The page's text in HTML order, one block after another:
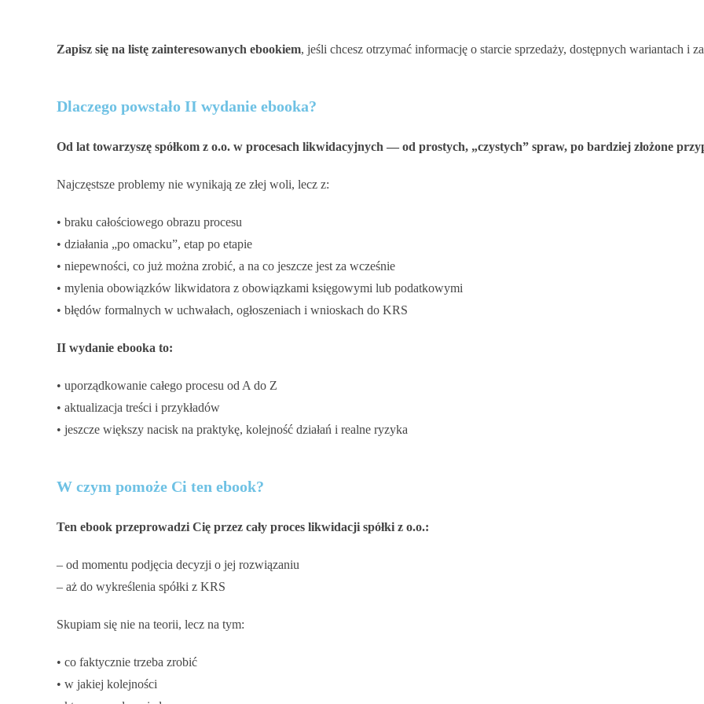
Zapisz się na listę zainteresowanych ebookiem, jeśli chcesz otrzymać informację o starcie sprzedaży, dostępnych wariantach i
Dlaczego powstało II wydanie ebooka?
Od lat towarzyszę spółkom z o.o. w procesach likwidacyjnych — od prostych, „czystych” spraw, po bardziej złożone
Najczęstsze problemy nie wynikają ze złej woli, lecz z:
• braku całościowego obrazu procesu
• działania „po omacku”, etap po etapie
• niepewności, co już można zrobić, a na co jeszcze jest za wcześnie
• mylenia obowiązków likwidatora z obowiązkami księgowymi lub podatkowymi
• błędów formalnych w uchwałach, ogłoszeniach i wnioskach do KRS
II wydanie ebooka to:
• uporządkowanie całego procesu od A do Z
• aktualizacja treści i przykładów
• jeszcze większy nacisk na praktykę, kolejność działań i realne ryzyka
W czym pomoże Ci ten ebook?
Ten ebook przeprowadzi Cię przez cały proces likwidacji spółki z o.o.:
– od momentu podjęcia decyzji o jej rozwiązaniu
– aż do wykreślenia spółki z KRS
Skupiam się nie na teorii, lecz na tym:
• co faktycznie trzeba zrobić
• w jakiej kolejności